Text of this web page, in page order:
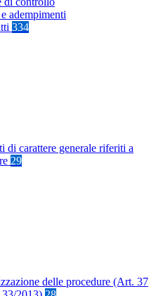
adempimenti
334
di carattere generale riferiti a
29
delle procedure (Art. 37